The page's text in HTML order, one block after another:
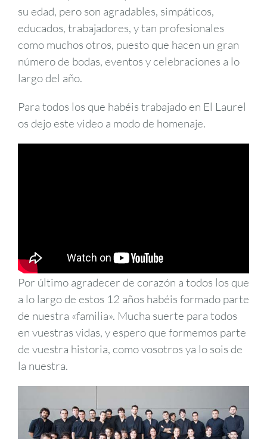
su edad, pero son agradables, simpáticos,
educados, trabajadores, y tan profesionales
como muchos otros, puesto que hacen un gran
número de bodas, eventos y celebraciones a lo
largo del año.
Para todos los que habéis trabajado en El Laurel
os dejo este video a modo de homenaje.
Por último agradecer de corazón a todos los que
a lo largo de estos 12 años habéis formado parte
de nuestra «familia». Mucha suerte para todos
en vuestras vidas, y espero que formemos parte
de vuestra historia, como vosotros ya lo sois de
la nuestra.